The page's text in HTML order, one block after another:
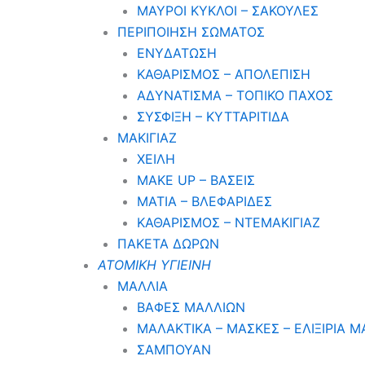
ΜΑΥΡΟΙ ΚΥΚΛΟΙ – ΣΑΚΟΥΛΕΣ
ΠΕΡΙΠΟΙΗΣΗ ΣΩΜΑΤΟΣ
ΕΝΥΔΑΤΩΣΗ
ΚΑΘΑΡΙΣΜΟΣ – ΑΠΟΛΕΠΙΣΗ
ΑΔΥΝΑΤΙΣΜΑ – ΤΟΠΙΚΟ ΠΑΧΟΣ
ΣΥΣΦΙΞΗ – ΚΥΤΤΑΡΙΤΙΔΑ
ΜΑΚΙΓΙΑΖ
ΧΕΙΛΗ
MAKE UP – ΒΑΣΕΙΣ
ΜΑΤΙΑ – ΒΛΕΦΑΡΙΔΕΣ
ΚΑΘΑΡΙΣΜΟΣ – ΝΤΕΜΑΚΙΓΙΑΖ
ΠΑΚΕΤΑ ΔΩΡΩΝ
ΑΤΟΜΙΚΗ ΥΓΙΕΙΝΗ
ΜΑΛΛΙΑ
ΒΑΦΕΣ ΜΑΛΛΙΩΝ
ΜΑΛΑΚΤΙΚΑ – ΜΑΣΚΕΣ – ΕΛΙΞΙΡΙΑ
ΣΑΜΠΟΥΑΝ